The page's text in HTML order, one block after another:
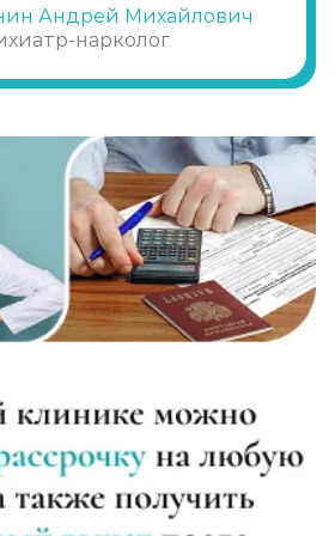
Записаться
Записаться
Записаться
Записаться
Записаться
из запоя
Андрей Михайлович
нарколог